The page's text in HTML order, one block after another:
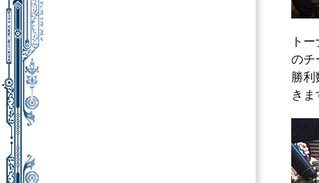
ト
のチ
勝利
きま